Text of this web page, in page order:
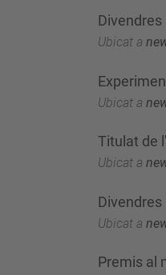
Ubicat a
Ubicat a
Titulat de
Ubicat a
Divendres
Ubicat a
Premis al